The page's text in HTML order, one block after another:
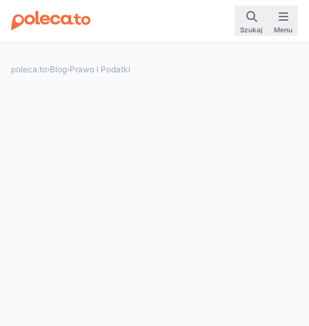
Szukaj Menu
poleca.to›Blog›Prawo i Podatki